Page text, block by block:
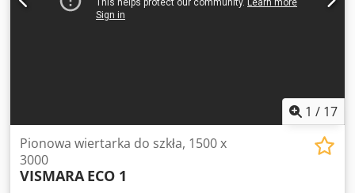
1 / 17
Pionowa wiertarka do szkła, 1500 x
3000
VISMARA ECO 1